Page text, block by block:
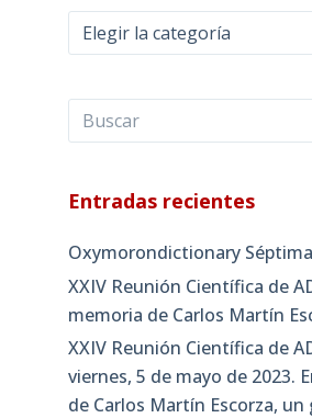
Categorías
Entradas recientes
Oxymorondictionary
XXIV Reunión Científica de
memoria de Carlos Martín
XXIV Reunión Científica de
viernes, 5 de mayo de 2023.
de Carlos Martín Escorza, un